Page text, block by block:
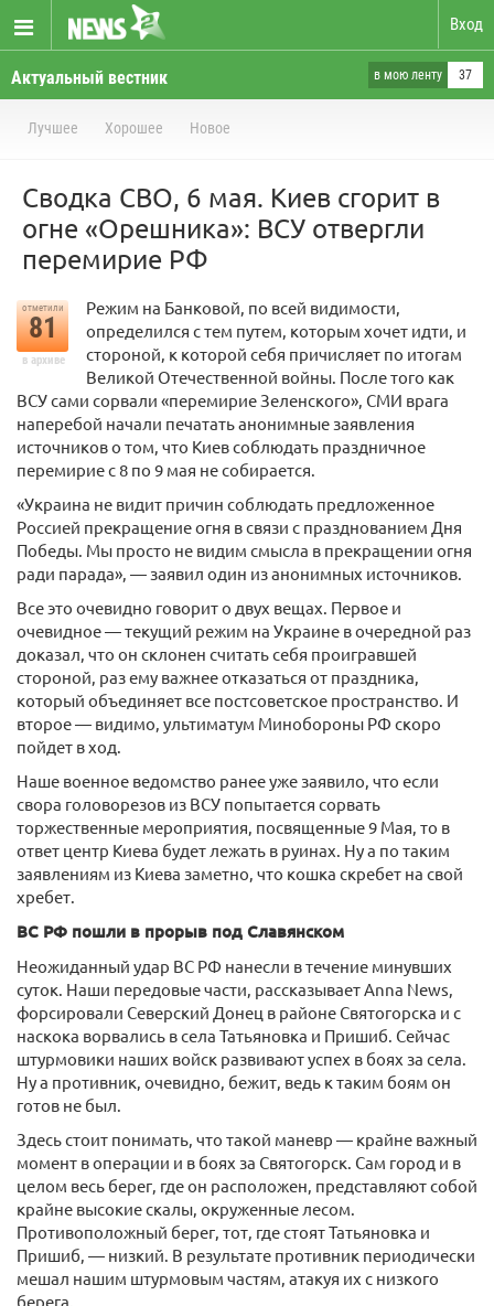
Вход
Актуальный вестник в мою ленту 37
Лучшее Хорошее Новое
Сводка СВО, 6 мая. Киев сгорит в
огне «Орешника»: ВСУ отвергли
перемирие РФ
отметили
81
в архиве
Режим на Банковой, по всей видимости,
определился с тем путем, которым хочет идти, и
стороной, к которой себя причисляет по итогам
Великой Отечественной войны. После того как
ВСУ сами сорвали «перемирие Зеленского», СМИ врага
наперебой начали печатать анонимные заявления
источников о том, что Киев соблюдать праздничное
перемирие с 8 по 9 мая не собирается.
«Украина не видит причин соблюдать предложенное
Россией прекращение огня в связи с празднованием Дня
Победы. Мы просто не видим смысла в прекращении огня
ради парада», — заявил один из анонимных источников.
Все это очевидно говорит о двух вещах. Первое и
очевидное — текущий режим на Украине в очередной раз
доказал, что он склонен считать себя проигравшей
стороной, раз ему важнее отказаться от праздника,
который объединяет все постсоветское пространство. И
второе — видимо, ультиматум Минобороны РФ скоро
пойдет в ход.
Наше военное ведомство ранее уже заявило, что если
свора головорезов из ВСУ попытается сорвать
торжественные мероприятия, посвященные 9 Мая, то в
ответ центр Киева будет лежать в руинах. Ну а по таким
заявлениям из Киева заметно, что кошка скребет на свой
хребет.
ВС РФ пошли в прорыв под Славянском
Неожиданный удар ВС РФ нанесли в течение минувших
суток. Наши передовые части, рассказывает Anna News,
форсировали Северский Донец в районе Святогорска и с
наскока ворвались в села Татьяновка и Пришиб. Сейчас
штурмовики наших войск развивают успех в боях за села.
Ну а противник, очевидно, бежит, ведь к таким боям он
готов не был.
Здесь стоит понимать, что такой маневр — крайне важный
момент в операции и в боях за Святогорск. Сам город и в
целом весь берег, где он расположен, представляют собой
крайне высокие скалы, окруженные лесом.
Противоположный берег, тот, где стоят Татьяновка и
Пришиб, — низкий. В результате противник периодически
мешал нашим штурмовым частям, атакуя их с низкого
берега.